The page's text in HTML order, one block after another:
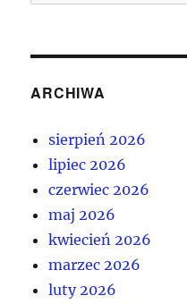
ARCHIWA
sierpień 2026
lipiec 2026
czerwiec 2026
maj 2026
kwiecień 2026
marzec 2026
luty 2026